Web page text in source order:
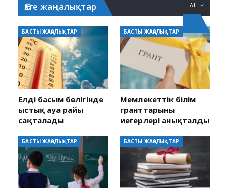
All
Өзге жаңалықтар
БАСТЫ ЖАҢАЛЫҚТАР
Елдің басым бөлігінде
ыстық ауа райы
сақталады
БАСТЫ ЖАҢАЛЫҚТАР
Мемлекеттік білім
гранттарының
иегерлері анықталды
БАСТЫ ЖАҢАЛЫҚТАР БАСТЫ ЖАҢАЛЫҚТАР